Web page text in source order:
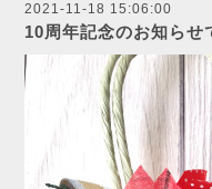
2021-11-18 15:06:00
10周年記念のお知らせ